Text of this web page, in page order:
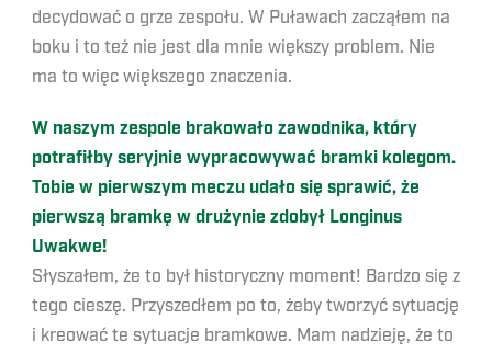
decydować o grze zespołu. W Puławach zacząłem na
boku i to też nie jest dla mnie większy problem. Nie
ma to więc większego znaczenia.
W naszym zespole brakowało zawodnika, który
potrafiłby seryjnie wypracowywać bramki kolegom.
Tobie w pierwszym meczu udało się sprawić, że
pierwszą bramkę w drużynie zdobył Longinus
Uwakwe!
Słyszałem, że to był historyczny moment! Bardzo się z
tego cieszę. Przyszedłem po to, żeby tworzyć sytuację
i kreować te sytuacje bramkowe. Mam nadzieję, że to